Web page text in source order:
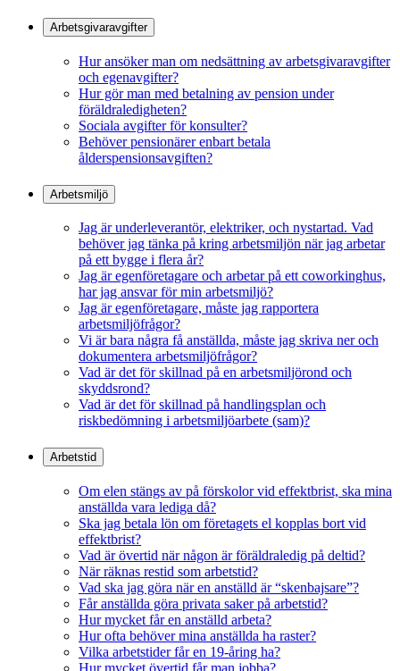
Arbetsgivaravgifter
Hur ansöker man om nedsättning av arbetsgivaravgifter
och egenavgifter?
Hur gör man med betalning av pension under
föräldraledigheten?
Sociala avgifter för konsulter?
Behöver pensionärer enbart betala
ålderspensionsavgiften?
Arbetsmiljö
Jag är underleverantör, elektriker, och nystartad. Vad
behöver jag tänka på kring arbetsmiljön när jag arbetar
på ett bygge i flera år?
Jag är egenföretagare och arbetar på ett coworkinghus,
har jag ansvar för min arbetsmiljö?
Jag är egenföretagare, måste jag rapportera
arbetsmiljöfrågor?
Vi är bara några få anställda, måste jag skriva ner och
dokumentera arbetsmiljöfrågor?
Vad är det för skillnad på en arbetsmiljörond och
skyddsrond?
Vad är det för skillnad på handlingsplan och
riskbedömning i arbetsmiljöarbete (sam)?
Arbetstid
Om elen stängs av på förskolor vid effektbrist, ska mina
anställda vara lediga då?
Ska jag betala lön om företagets el kopplas bort vid
effektbrist?
Vad är övertid när någon är föräldraledig på deltid?
När räknas restid som arbetstid?
Vad ska jag göra när en anställd är “skenbajsare”?
Får anställda göra privata saker på arbetstid?
Hur mycket får en anställd arbeta?
Hur ofta behöver mina anställda ha raster?
Vilka arbetstider får en 19-åring ha?
Hur mycket övertid får man jobba?